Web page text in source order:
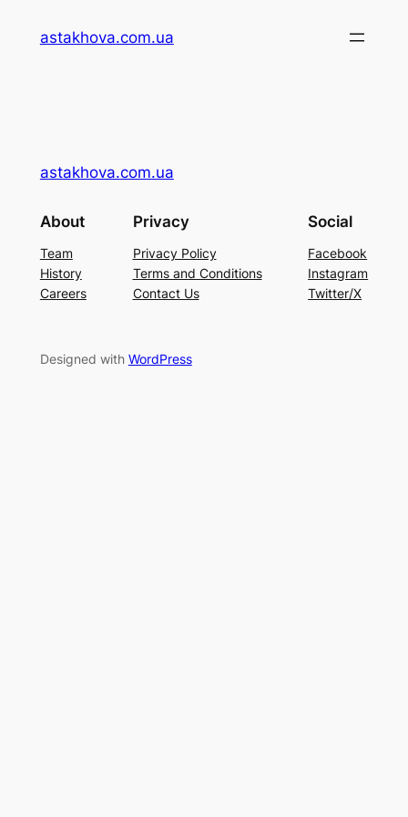
astakhova.com.ua
astakhova.com.ua
About
Team
History
Careers
Privacy
Privacy Policy
Terms and Conditions
Contact Us
Social
Facebook
Instagram
Twitter/X
Designed with WordPress